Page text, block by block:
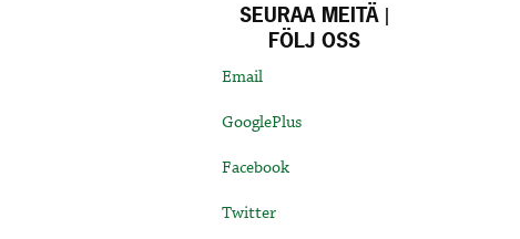
SEURAA MEITÄ |
FÖLJ OSS
Email
GooglePlus
Facebook
Twitter